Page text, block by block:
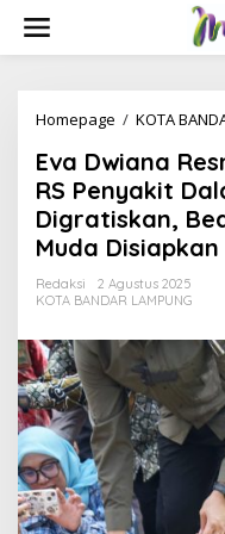
w
Homepage / KOTA
Eva Dwiana
RS Penyakit
Digratiskan,
Muda Disiapkan
Redaksi
2 Agustus 2025
KOTA BANDAR LAMPUNG